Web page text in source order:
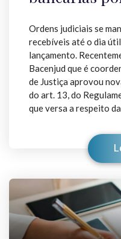
Ordens judiciais se
recebíveis até o dia
lançamento.
Bacenjud que é
de Justiça aprovou
do art. 13, do
que versa a respeito